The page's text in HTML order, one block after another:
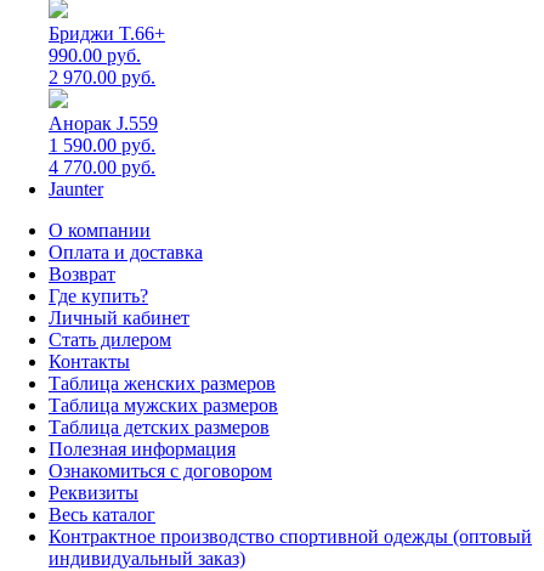
Бриджи T.66+
990.00 руб.
2 970.00 руб.
Анорак J.559
1 590.00 руб.
4 770.00 руб.
Jaunter
О компании
Оплата и доставка
Возврат
Где купить?
Личный кабинет
Стать дилером
Контакты
Таблица женских размеров
Таблица мужских размеров
Таблица детских размеров
Полезная информация
Ознакомиться с договором
Реквизиты
Весь каталог
Контрактное производство спортивной одежды (оптовый
индивидуальный заказ)